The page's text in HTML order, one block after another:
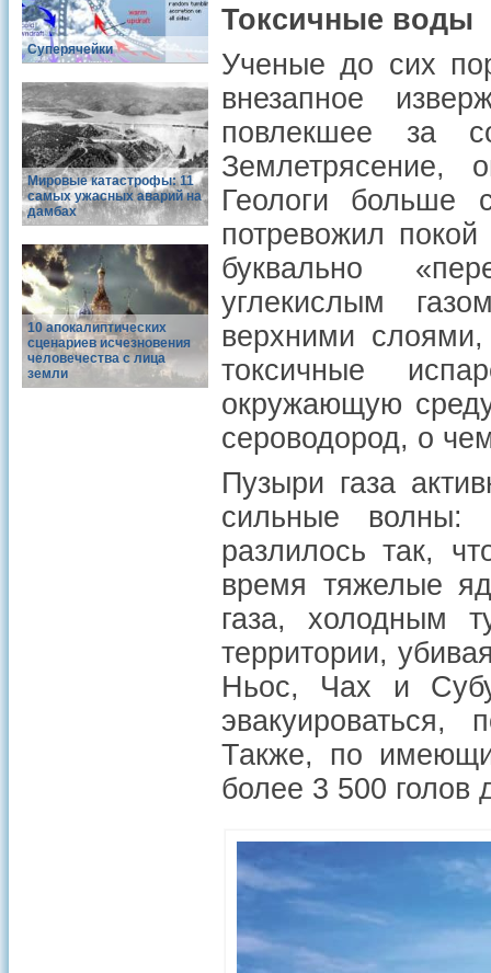
Суперячейки
Мировые катастрофы: 11
самых ужасных аварий на
дамбах
10 апокалиптических
сценариев исчезновения
человечества с лица
земли
Токсичные воды
Ученые до сих
внезапное
повлекшее за
Землетрясение,
Геологи больше
потревожил
буквально
углекислым
верхними
токсичные
окружающую
сероводород, о
Пузыри газа
сильные волны:
разлилось так,
время тяжелые
газа, холодным
территории,
Ньос, Чах и
эвакуироваться,
Также, по
более 3 500 голов